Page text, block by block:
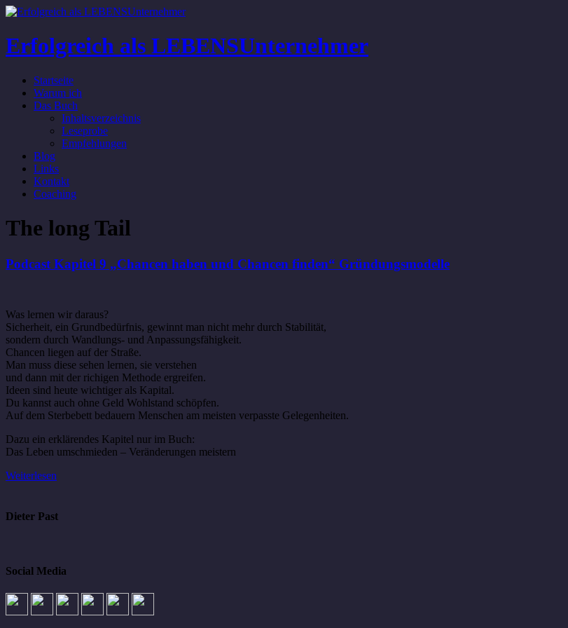
Erfolgreich als LEBENSUnternehmer
Startseite
Warum ich
Das Buch
Inhaltsverzeichnis
Leseprobe
Empfehlungen
Blog
Links
Kontakt
Coaching
The long Tail
Podcast Kapitel 9 „Chancen haben und Chancen finden“ Gründungsmodelle
Was lernen wir daraus?
Sicherheit, ein Grundbedürfnis, gewinnt man nicht mehr durch Stabilität,
sondern durch Wandlungs- und Anpassungsfähigkeit.
Chancen liegen auf der Straße.
Man muss diese sehen lernen, sie verstehen
und dann mit der richigen Methode ergreifen.
Ideen sind heute wichtiger als Kapital.
Du kannst auch ohne Geld Wohlstand schöpfen.
Auf dem Sterbebett bedauern Menschen am meisten verpasste Gelegenheiten.
Dazu ein erklärendes Kapitel nur im Buch:
Das Leben umschmieden – Veränderungen meistern
Weiterlesen
Dieter Past
Social Media